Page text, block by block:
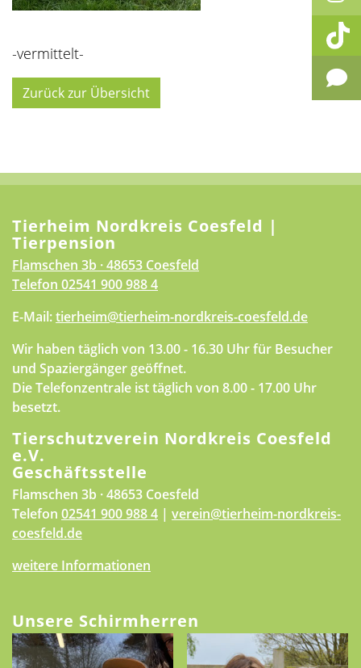
-vermittelt-
Zurück zur Übersicht
Tierheim Nordkreis Coesfeld |
Tierpension
Flamschen 3b · 48653 Coesfeld
Telefon 02541 900 988 4
E-Mail:tierheim@tierheim-nordkreis-coesfeld.de
Wir haben täglich von 13.00 - 16.30 Uhr für Besucher
und Spaziergänger geöffnet.
Die Telefonzentrale ist täglich von 8.00 - 17.00 Uhr
besetzt.
Tierschutzverein Nordkreis Coesfeld
e.V.
Geschäftsstelle
Flamschen 3b · 48653 Coesfeld
Telefon 02541 900 988 4 | verein@tierheim-nordkreis-
coesfeld.de
weitere Informationen
Unsere Schirmherren